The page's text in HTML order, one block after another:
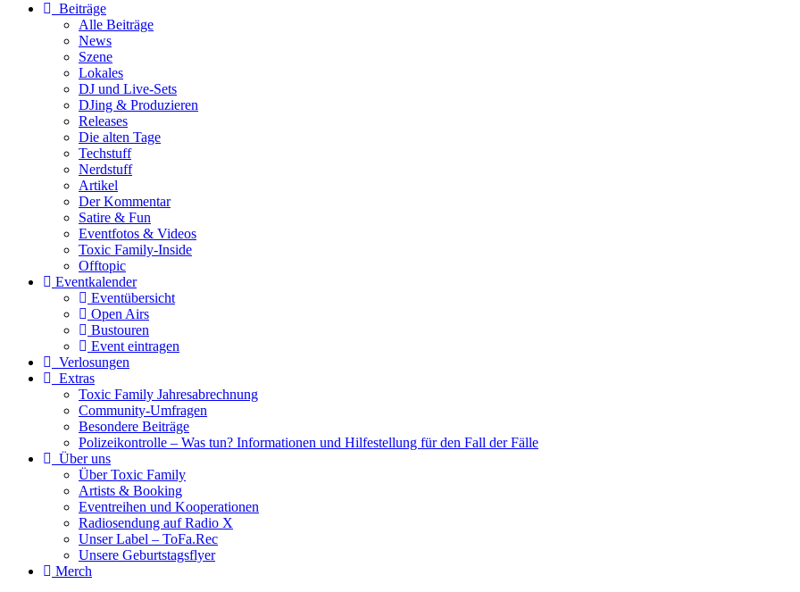
Beiträge
Alle Beiträge
News
Szene
Lokales
DJ und Live-Sets
DJing & Produzieren
Releases
Die alten Tage
Techstuff
Nerdstuff
Artikel
Der Kommentar
Satire & Fun
Eventfotos & Videos
Toxic Family-Inside
Offtopic
Eventkalender
Eventübersicht
Open Airs
Bustouren
Event eintragen
Verlosungen
Extras
Toxic Family Jahresabrechnung
Community-Umfragen
Besondere Beiträge
Polizeikontrolle – Was tun? Informationen und Hilfestellung für den Fall der Fälle
Über uns
Über Toxic Family
Artists & Booking
Eventreihen und Kooperationen
Radiosendung auf Radio X
Unser Label – ToFa.Rec
Unsere Geburtstagsflyer
Merch